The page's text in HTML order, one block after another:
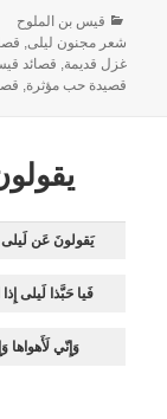
قيس بن الملوح
شعر مجنون ليلى,
غزل قديمة, قصائد
قصيدة حب مؤثرة,
يَقولونَ عَن لَيلى
فَيا حَبَّذا لَيلى
وَإِنّي لَأَهواها